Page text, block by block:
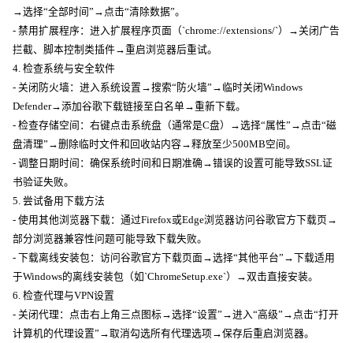
→选择“全部时间”→点击“清除数据”。
- 禁用扩展程序：进入扩展程序页面（`chrome://extensions/`）→关闭广告
拦截、脚本控制类插件→重启浏览器后重试。
4. 检查系统与安全软件
- 关闭防火墙：进入系统设置→搜索“防火墙”→临时关闭Windows
Defender→添加谷歌下载链接至白名单→重新下载。
- 检查存储空间：右键点击系统盘（通常是C盘）→选择“属性”→点击“磁
盘清理”→删除临时文件和回收站内容→释放至少500MB空间。
- 调整日期时间：确保系统时间和日期准确→错误的设置可能导致SSL证
书验证失败。
5. 尝试备用下载方法
- 使用其他浏览器下载：通过Firefox或Edge浏览器访问谷歌官方下载页→
部分浏览器兼容性问题可能导致下载失败。
- 下载离线安装包：访问谷歌官方下载页面→选择“其他平台”→下载适用
于Windows的离线安装包（如`ChromeSetup.exe`）→双击直接安装。
6. 检查代理与VPN设置
- 关闭代理：点击右上角三点图标→选择“设置”→进入“高级”→点击“打开
计算机的代理设置”→取消勾选所有代理选项→保存后重启浏览器。